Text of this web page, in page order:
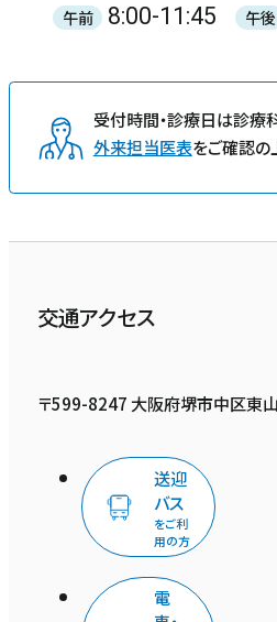
午前 8:00-11:45 午後
受付時間・診療日は診療
外来担当医表をご確認の
交通アクセス
〒599-8247 大阪府堺市中区東
送迎
バス
をご利
用の方
電